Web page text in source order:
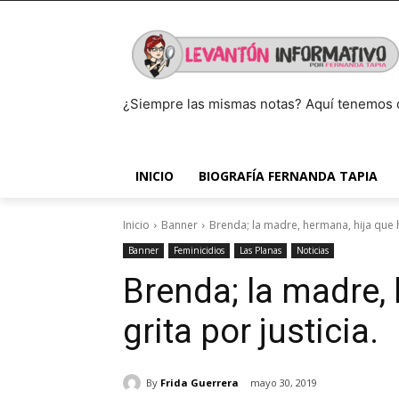
¿Siempre las mismas notas? Aquí tenemos
INICIO BIOGRAFÍA FERNANDA TAPIA
Inicio Banner Brenda; la madre, hermana, hija
Banner Feminicidios Las Planas Noticias
Brenda; la
grita por justicia.
By Frida Guerrera mayo 30, 2019